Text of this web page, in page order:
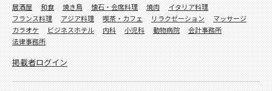
居酒屋 和食 焼き鳥 懐石・会席料理 焼肉
イタリア料理
フランス料理
アジア料理 喫茶・カフェ リラクゼーション
マッサージ
カラオケ
ビジネスホテル 内科 小児科 動物病院
会計事務所
法律事務所
掲載者ログイン